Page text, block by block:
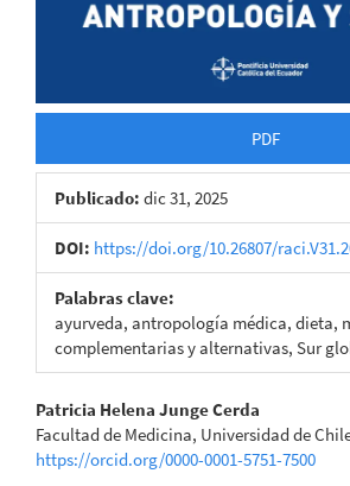
PDF
Publicado: dic 31, 2025
DOI: https://doi.org/10.26807/
Palabras clave:
ayurveda, antropología médica, dieta,
complementarias y alternativas, Sur
Contenido
principal
Patricia Helena Junge Cerda
Facultad de Medicina, Universidad de
https://orcid.org/0000-0001-5751-7500